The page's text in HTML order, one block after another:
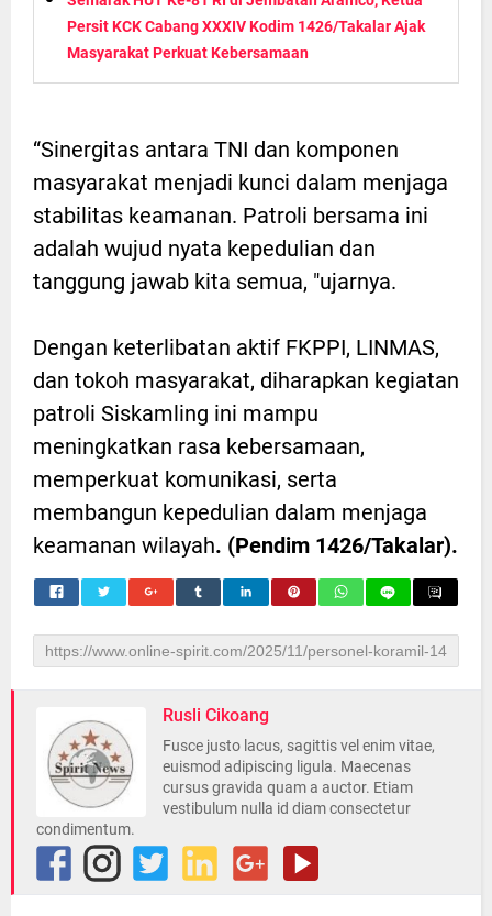
Persit KCK Cabang XXXIV Kodim 1426/Takalar Ajak
Masyarakat Perkuat Kebersamaan
“Sinergitas antara TNI dan komponen
masyarakat menjadi kunci dalam menjaga
stabilitas keamanan. Patroli bersama ini
adalah wujud nyata kepedulian dan
tanggung jawab kita semua, "ujarnya.
Dengan keterlibatan aktif FKPPI, LINMAS,
dan tokoh masyarakat, diharapkan kegiatan
patroli Siskamling ini mampu
meningkatkan rasa kebersamaan,
memperkuat komunikasi, serta
membangun kepedulian dalam menjaga
keamanan wilayah. (Pendim 1426/Takalar).
Rusli Cikoang
Fusce justo lacus, sagittis vel enim vitae,
euismod adipiscing ligula. Maecenas
cursus gravida quam a auctor. Etiam
vestibulum nulla id diam consectetur
condimentum.